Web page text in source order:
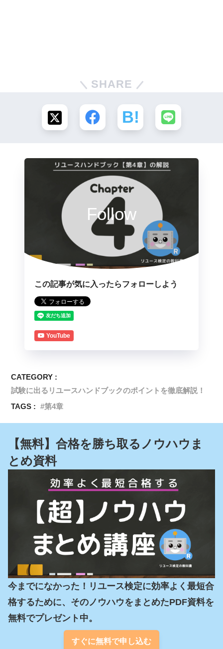
SHARE
Follow
この記事が気に入ったらフォローしよう
YouTube
CATEGORY :
試験に出るリユースハンドブックのポイントを徹底解説！
TAGS :
第4章
【無料】合格を勝ち取るノウハウま
とめ資料
今までになかった！リユース検定に効率よく最短合
格するために、そのノウハウをまとめたPDF資料を
無料でプレゼント中。
すぐに無料で申し込む